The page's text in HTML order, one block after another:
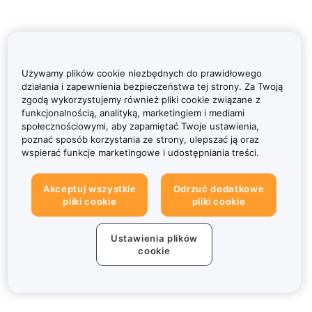
Używamy plików cookie niezbędnych do prawidłowego
działania i zapewnienia bezpieczeństwa tej strony. Za Twoją
zgodą wykorzystujemy również pliki cookie związane z
funkcjonalnością, analityką, marketingiem i mediami
społecznościowymi, aby zapamiętać Twoje ustawienia,
poznać sposób korzystania ze strony, ulepszać ją oraz
wspierać funkcje marketingowe i udostępniania treści.
Akceptuj wszystkie
pliki cookie
Odrzuć dodatkowe
pliki cookie
Ustawienia plików
cookie